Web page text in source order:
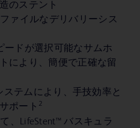
のステント
ァイルなデリバリーシス
ードが選択可能なサムホ
により、簡便で正確な留
ステムにより、手技効率と
ポート 2
、LifeStent™ バスキュラ